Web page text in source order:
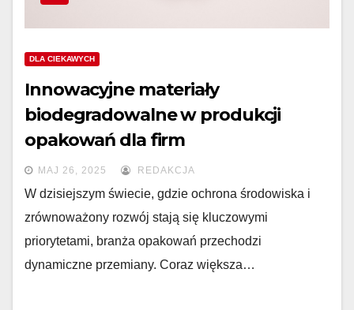
DLA CIEKAWYCH
Innowacyjne materiały
biodegradowalne w produkcji
opakowań dla firm
MAJ 26, 2025 REDAKCJA
W dzisiejszym świecie, gdzie ochrona środowiska i
zrównoważony rozwój stają się kluczowymi
priorytetami, branża opakowań przechodzi
dynamiczne przemiany. Coraz większa…